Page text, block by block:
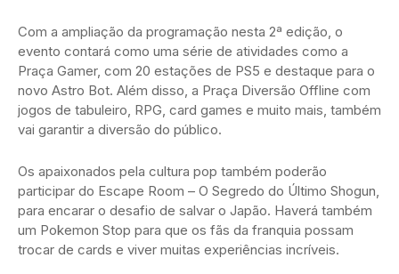
Com a ampliação da programação nesta 2ª edição, o
evento contará como uma série de atividades como a
Praça Gamer, com 20 estações de PS5 e destaque para o
novo Astro Bot. Além disso, a Praça Diversão Offline com
jogos de tabuleiro, RPG, card games e muito mais, também
vai garantir a diversão do público.
Os apaixonados pela cultura pop também poderão
participar do Escape Room – O Segredo do Último Shogun,
para encarar o desafio de salvar o Japão. Haverá também
um Pokemon Stop para que os fãs da franquia possam
trocar de cards e viver muitas experiências incríveis.